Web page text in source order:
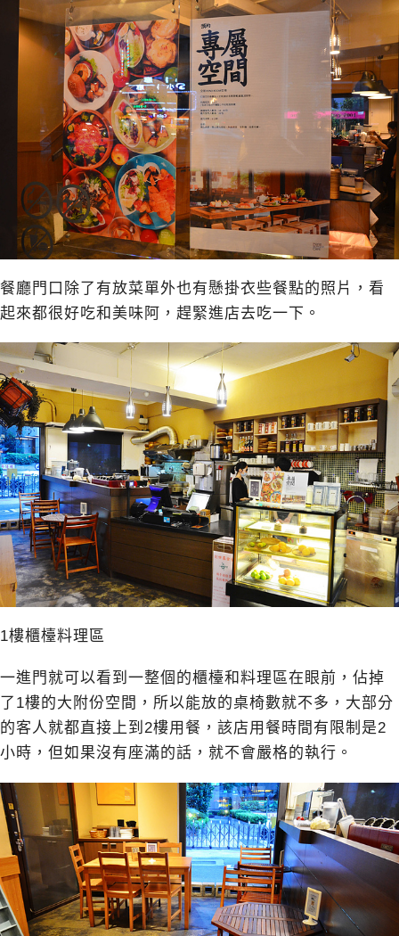
餐廳門口除了有放菜單外也有懸掛衣些餐點的照片，看
起來都很好吃和美味阿，趕緊進店去吃一下。
1樓櫃檯料理區
一進門就可以看到一整個的櫃檯和料理區在眼前，佔掉
了1樓的大附份空間，所以能放的桌椅數就不多，大部分
的客人就都直接上到2樓用餐，該店用餐時間有限制是2
小時，但如果沒有座滿的話，就不會嚴格的執行。